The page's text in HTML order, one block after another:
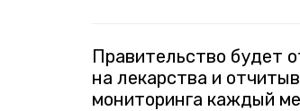
Правительство будет
на лекарства и
мониторинга каждый